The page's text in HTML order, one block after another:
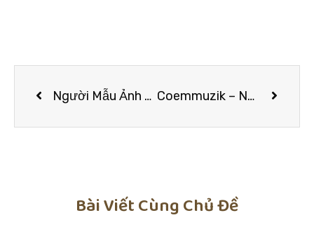
Người Mẫu Ảnh Min – Vẻ Đẹp Gợi Cảm Đậm Chất Nghệ Thuật Và Hành Trình Chạm Tới Ước Mơ Coemmuzik – Nữ Producer Trẻ Chạm Cảm Xúc Bằng Âm Nhạc Tự Do Và Cá Tính
Bài Viết Cùng Chủ Đề